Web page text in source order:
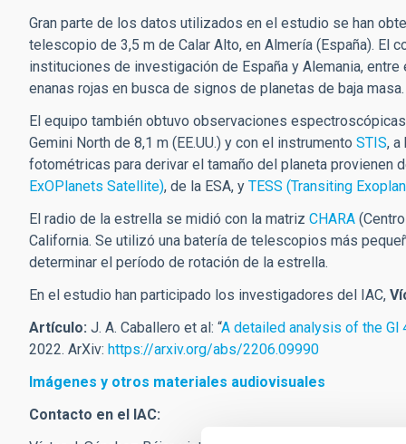
Gran parte de los datos utilizados en el estudio se han
telescopio de 3,5 m de Calar Alto, en Almería (España). El
instituciones de investigación de España y Alemania,
enanas rojas en busca de signos de planetas de baja masa.
El equipo también obtuvo observaciones
Gemini North de 8,1 m (EE.UU.) y con el instrumento STIS, a
fotométricas para derivar el tamaño del planeta provienen
ExOPlanets Satellite), de la ESA, y TESS (Transiting
El radio de la estrella se midió con la matriz CHARA
California. Se utilizó una batería de telescopios más
determinar el período de rotación de la estrella.
En el estudio han participado los investigadores del IAC,
Artículo: J. A. Caballero et al: “A detailed analysis of the Gl
2022. ArXiv: https://arxiv.org/abs/2206.09990
Imágenes y otros materiales audiovisuales
Contacto en el IAC: